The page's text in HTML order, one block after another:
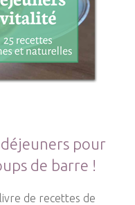
pour
de barre !
de recettes de